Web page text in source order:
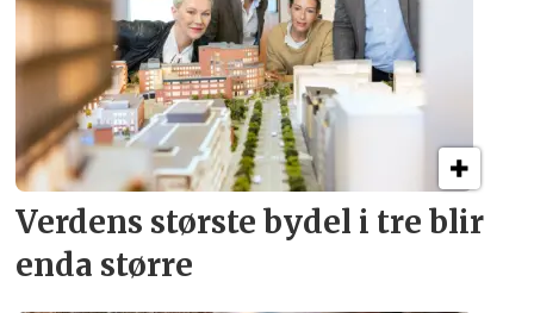
Verdens største bydel i tre blir
enda større